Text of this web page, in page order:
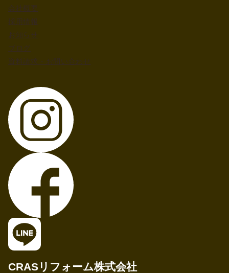
ブログ
会社概要
採用情報
お知らせ
資料請求・お問い合わせ
CRASリフォーム株式会社